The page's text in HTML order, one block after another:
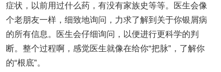
症状，以前用过什么药，有没有家族史等等。医生会像
个老朋友一样，细致地询问，力求了解到关于你银屑病
的所有信息。医生会仔细询问，以便进行更科学的判
断。整个过程啊，感觉医生就像在给你“把脉”，了解你
的“根底”。